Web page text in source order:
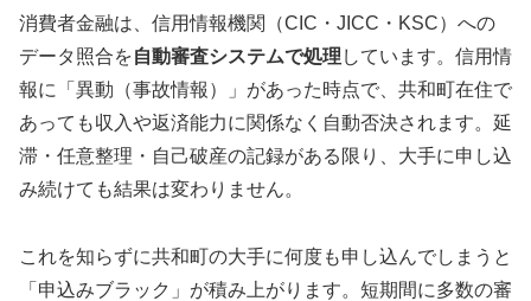
消費者金融は、信用情報機関（CIC・JICC・KSC）への
データ照合を自動審査システムで処理 しています。信用情
報に「異動（事故情報）」があった時点で、共和町在住で
あっても収入や返済能力に関係なく自動否決されます。延
滞・任意整理・自己破産の記録がある限り、大手に申し込
み続けても結果は変わりません。
これを知らずに共和町の大手に何度も申し込んでしまうと
「申込みブラック」が積み上がります。短期間に多数の審